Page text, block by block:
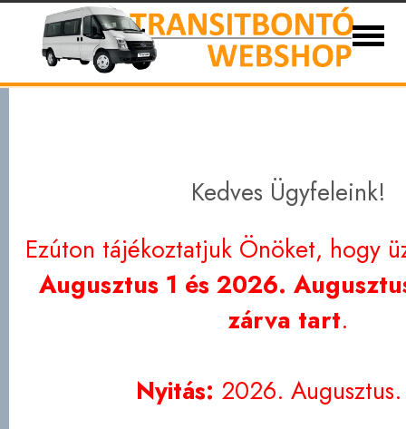
Ford Transit bontott és új alkatrészek
Eladó autóink Kapcsolat Partnerek
Adatvédelem
Kedves Ügyfeleink!
Ezúton tájékoztatjuk Önöket, hogy
Augusztus 1 és 2026.
zárva tart.
Nyitás: 2026.